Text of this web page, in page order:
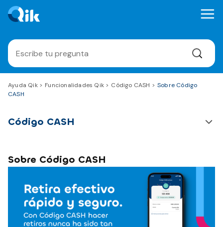
Ayuda Qik Funcionalidades Qik Código CASH
Sobre Código
CASH
Código CASH
Sobre Código CASH